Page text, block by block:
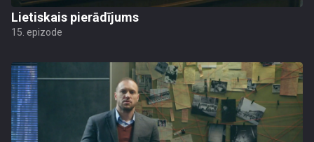
Lietiskais pierādījums
15. epizode